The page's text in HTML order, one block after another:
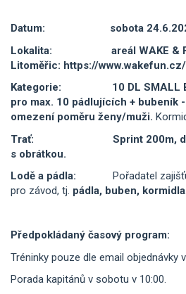
Datum: sobota
Lokalita: areál WAKE &
Litoměřic: https://www.wakefun.cz/
Kategorie:
10 DL SMALL
pro max. 10 pádlujících + bubeník -
omezení poměru ženy/muži.
Trať:
Sprint 200m,
s obrátkou.
Lodě a pádla: Pořadatel zajišťuje
pro závod, tj. pádla, buben, kormidla.
Předpokládaný časový program:
Tréninky pouze dle email objednávky
Porada kapitánů v sobotu v 10:00.